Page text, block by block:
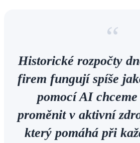
“
Historické rozpočty
firem fungují spíše
pomocí AI
proměnit v aktivní
který pomáhá při